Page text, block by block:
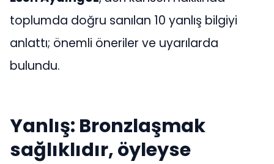
toplumda doğru sanılan 10 yanlış bilgiyi
anlattı; önemli öneriler ve uyarılarda
bulundu.
Yanlış: Bronzlaşmak
sağlıklıdır, öyleyse